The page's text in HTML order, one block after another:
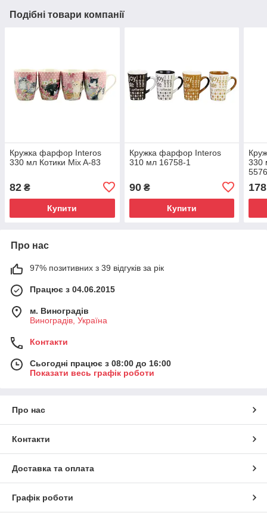
Подібні товари компанії
Кружка фарфор Interos
330 мл Котики Mix A-83
82 ₴
Купити
Кружка фарфор Interos
310 мл 16758-1
90₴
Купити
330
178
Про нас
97% позитивних з 39 відгуків за рік
Працює з 04.06.2015
м. Виноградів
Виноградів, Україна
Контакти
Сьогодні працює з 08:00 до 16:00
Показати весь графік роботи
Про нас
Контакти
Доставка та оплата
Графік роботи